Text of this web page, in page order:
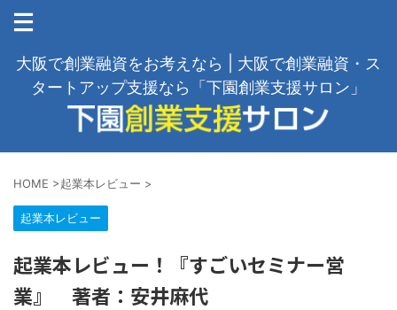
大阪で創業融資をお考えなら | 大阪で創業融資・ス
タートアップ支援なら「下園創業支援サロン」
HOME >起業本レビュー >
起業本レビュー
起業本レビュー！『すごいセミナー営
業』 著者：安井麻代